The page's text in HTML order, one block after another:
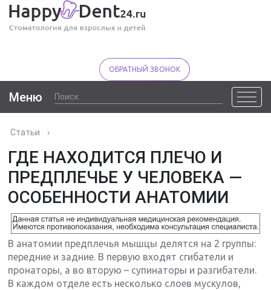
ОБРАТНЫЙ ЗВОНОК
Меню
Статьи ›
ГДЕ НАХОДИТСЯ ПЛЕЧО И
ПРЕДПЛЕЧЬЕ У ЧЕЛОВЕКА —
ОСОБЕННОСТИ АНАТОМИИ
В анатомии предплечья мышцы делятся на 2 группы:
передние и задние. В первую входят сгибатели и
пронаторы, а во вторую – супинаторы и разгибатели.
В каждом отделе есть несколько слоев мускулов,